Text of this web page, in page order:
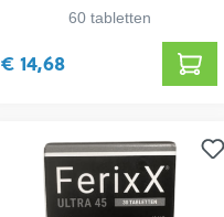
60 tabletten
€ 14,68